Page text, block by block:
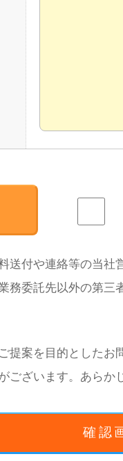
送付や連絡等の当社
務委託先以外の第三
提案を目的としたお
ございます。あらか